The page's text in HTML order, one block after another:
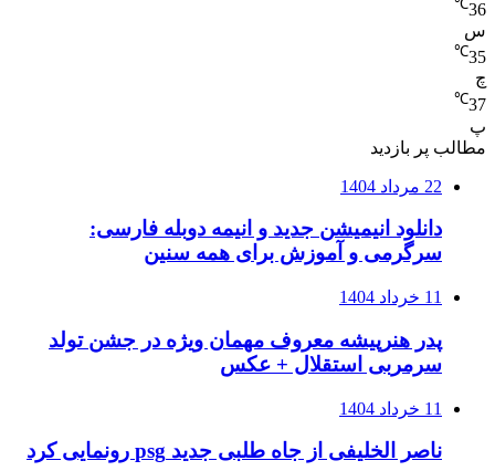
36
℃
س
35
℃
چ
37
℃
پ
مطالب پر بازدید
22 مرداد 1404
دانلود انیمیشن جدید و انیمه دوبله فارسی:
سرگرمی و آموزش برای همه سنین
11 خرداد 1404
پدر هنرپیشه معروف مهمان ویژه در جشن تولد
سرمربی استقلال + عکس
11 خرداد 1404
ناصر الخلیفی از جاه طلبی جدید psg رونمایی کرد